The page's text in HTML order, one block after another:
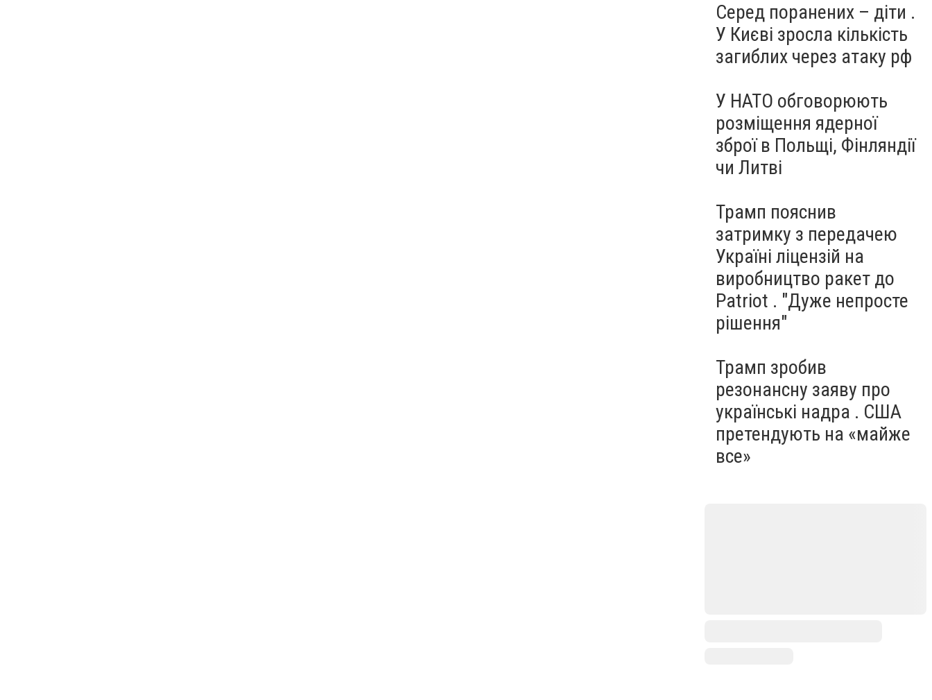
Серед поранених – діти .
У Києві зросла кількість
загиблих через атаку рф
У НАТО обговорюють
розміщення ядерної
зброї в Польщі, Фінляндії
чи Литві
Трамп пояснив
затримку з передачею
Україні ліцензій на
виробництво ракет до
Patriot . "Дуже непросте
рішення"
Трамп зробив
резонансну заяву про
українські надра . США
претендують на «майже
все»